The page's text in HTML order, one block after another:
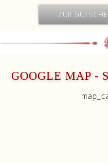
ZUR
GOOGLE MAP -